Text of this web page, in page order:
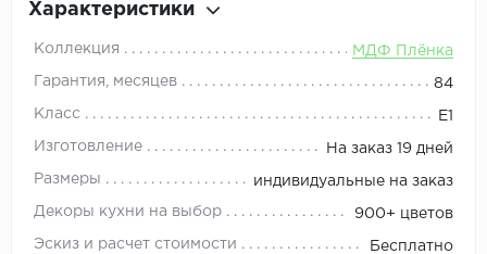
Характеристики
Коллекция МДФ Плёнка
Гарантия, месяцев 84
Класс E1
Изготовление На заказ 19 дней
Размеры индивидуальные на заказ
Декоры кухни на выбор 900+ цветов
Эскиз и расчет стоимости Бесплатно